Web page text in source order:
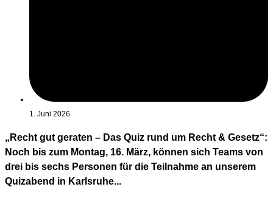
1. Juni 2026
„Recht gut geraten – Das Quiz rund um Recht & Gesetz“:
Noch bis zum Montag, 16. März, können sich Teams von
drei bis sechs Personen für die Teilnahme an unserem
Quizabend in Karlsruhe...